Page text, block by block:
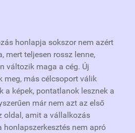
honlapja sokszor nem azért
mert teljesen rossz lenne,
változik maga a cég. Új
meg, más célcsoport válik
a képek, pontatlanok lesznek a
már nem azt az első
oldal, amit a vállalkozás
honlapszerkesztés nem apró